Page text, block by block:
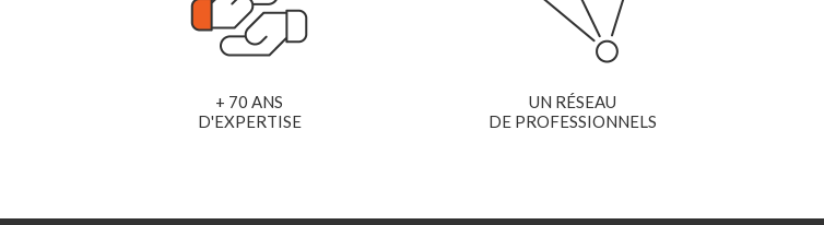
+ 70 ANS
D'EXPERTISE
UN RÉSEAU
DE PROFESSIONNELS